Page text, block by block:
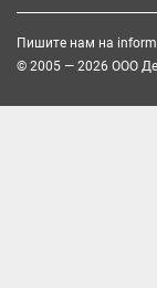
Пишите нам на
© 2005 — 2026 ООО